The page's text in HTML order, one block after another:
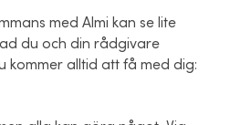
med Almi kan se lite
du och din rådgivare
kommer alltid att få med dig: